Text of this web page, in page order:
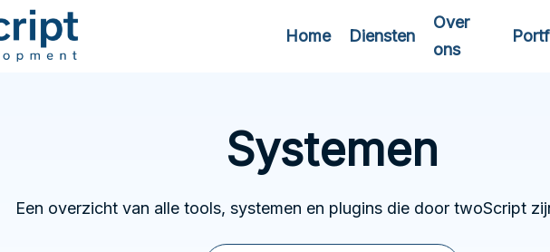
Home Diensten
Over
ons
Systemen
Een overzicht van alle tools, systemen en plugins die door twoScript